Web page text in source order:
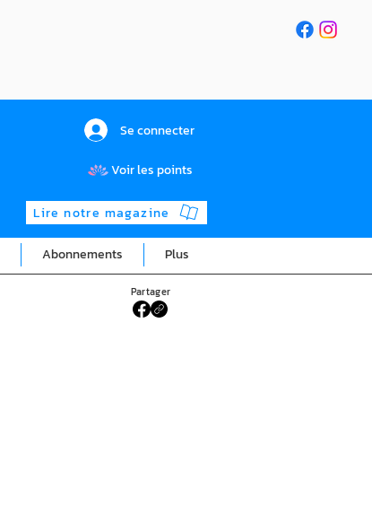
Se connecter
Voir les points
Lire notre magazine
Abonnements Plus
Partager